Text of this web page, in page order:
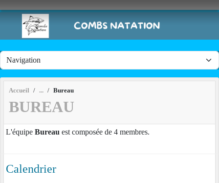
Accueil Bureau
BUREAU
L'équipe Bureau est composée de 4 membres.
Calendrier